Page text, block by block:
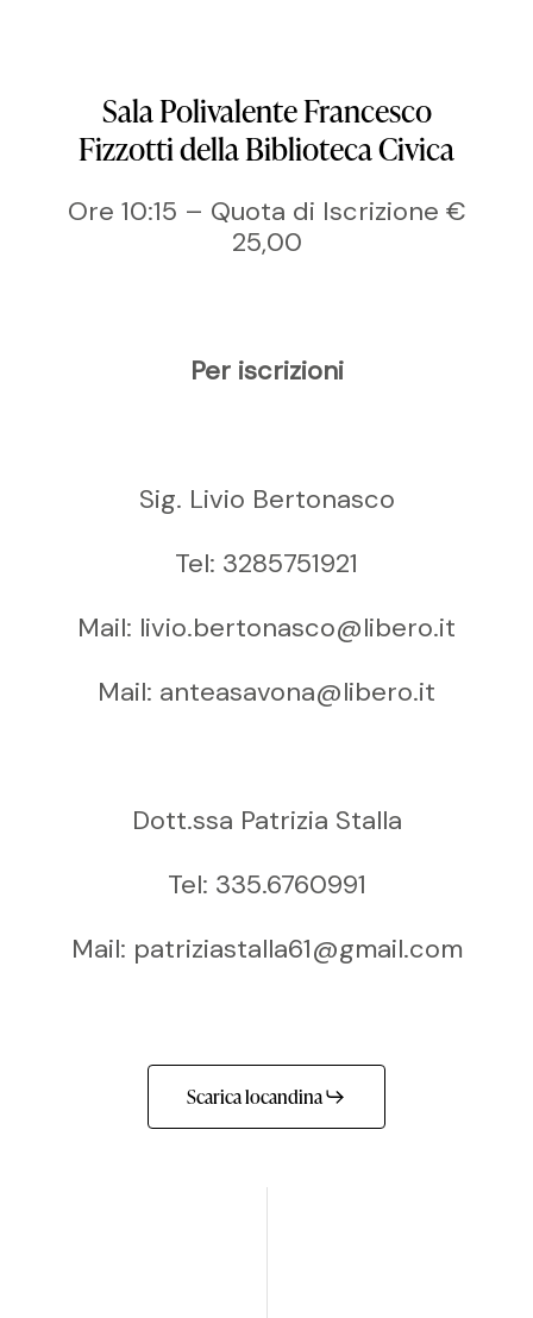
Sala Polivalente Francesco
Fizzotti della Biblioteca Civica
Ore 10:15 – Quota di Iscrizione €
25,00
Per iscrizioni
Sig. Livio Bertonasco
Tel: 3285751921
Mail: livio.bertonasco@libero.it
Mail: anteasavona@libero.it
Dott.ssa Patrizia Stalla
Tel: 335.6760991
Mail: patriziastalla61@gmail.com
Scarica locandina